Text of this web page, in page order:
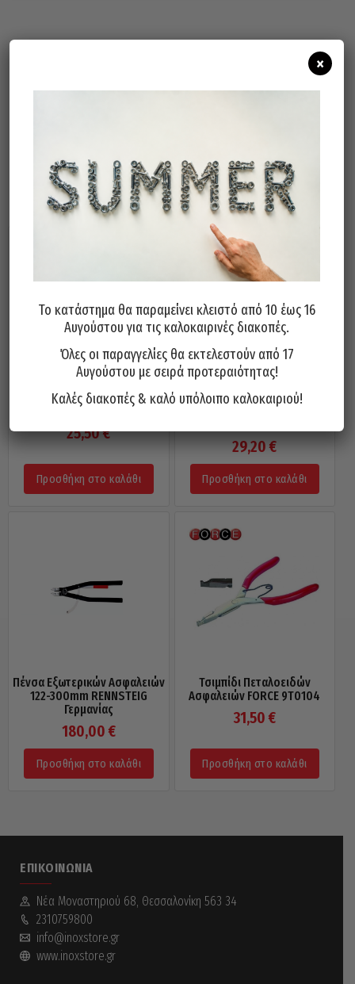
Σχετικά προϊόντα
Μυτοτσίμπιδο Ασφαλειών
Οπής 12-25mm KNIPEX 140/IXE
25,50€
Προσθήκη στο καλάθι
Μυτοτσίμπιδο Ασφαλειών
Οπής 19-60mm KNIPEX
29,20€
Προσθήκη στο καλάθι
Πένσα Εξωτερικών Ασφαλειών
122-300mm RENNSTEIG
Γερμανίας
180,00 €
Προσθήκη στο καλάθι
Τσιμπίδι Πεταλοειδών
Ασφαλειών FORCE 9T0104
31,50 €
Προσθήκη στο καλάθι
ΕΠΙΚΟΙΝΩΝΊΑ
Νέα Mοναστηριού 68, Θεσσαλονίκη 563 34
2310759800
info@inoxstore.gr
www.inoxstore.gr
Το κατάστημα θα παραμείνει κλειστό από 10 έως 16
Αυγούστου για τις καλοκαιρινές διακοπές.
Όλες οι παραγγελίες θα εκτελεστούν από 17
Αυγούστου με σειρά προτεραιότητας!
Καλές διακοπές & καλό υπόλοιπο καλοκαιριού!
×